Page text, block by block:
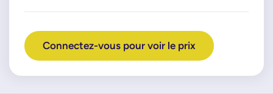
Connectez-vous pour voir le prix